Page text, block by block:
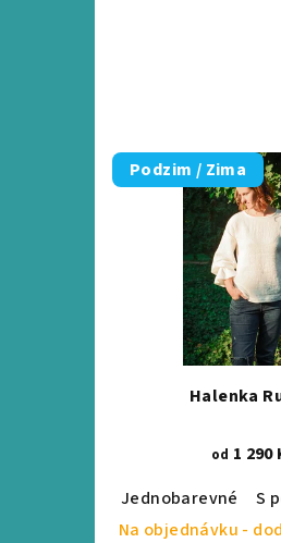
Podzim / Zima
Halenka
od 1 290
Jednobarevné
S
Na objednávku -